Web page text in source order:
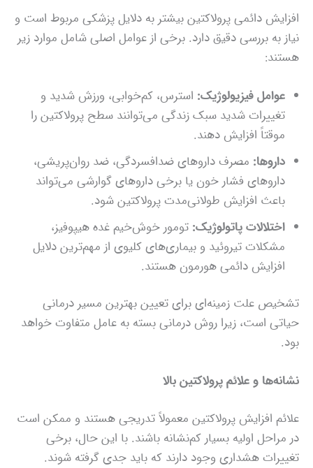
افزایش دائمی پرولاکتین بیشتر به دلایل پزشکی مربوط است و
نیاز به بررسی دقیق دارد. برخی از عوامل اصلی شامل موارد زیر
هستند:
عوامل فیزیولوژیک: استرس، کم‌خوابی، ورزش شدید و
تغییرات شدید سبک زندگی می‌توانند سطح پرولاکتین را
موقتاً افزایش دهند.
داروها: مصرف داروهای ضدافسردگی، ضد روان‌پریشی،
داروهای فشار خون یا برخی داروهای گوارشی می‌تواند
باعث افزایش طولانی‌مدت پرولاکتین شود.
اختلالات پاتولوژیک: تومور خوش‌خیم غده هیپوفیز،
مشکلات تیروئید و بیماری‌های کلیوی از مهم‌ترین دلایل
افزایش دائمی هورمون هستند.
تشخیص علت زمینه‌ای برای تعیین بهترین مسیر درمانی
حیاتی است، زیرا روش درمانی بسته به عامل متفاوت خواهد
بود.
نشانه‌ها و علائم پرولاکتین بالا
علائم افزایش پرولاکتین معمولاً تدریجی هستند و ممکن است
در مراحل اولیه بسیار کم‌نشانه باشند. با این حال، برخی
تغییرات هشداری وجود دارند که باید جدی گرفته شوند.